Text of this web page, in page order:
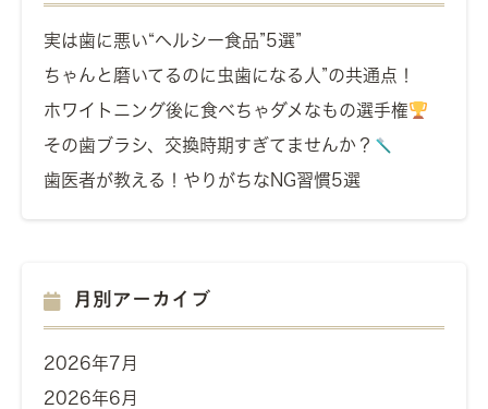
実は歯に悪い“ヘルシー食品”5選”
ちゃんと磨いてるのに虫歯になる人”の共通点！
ホワイトニング後に食べちゃダメなもの選手権
その歯ブラシ、交換時期すぎてませんか？
歯医者が教える！やりがちなNG習慣5選
月別アーカイブ
2026年7月
2026年6月